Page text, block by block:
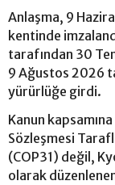
Anlaşma, 9
kentinde
tarafından 30
9 Ağustos 2026
yürürlüğe girdi.
Kanun
Sözleşmesi
(COP31) değil,
olarak